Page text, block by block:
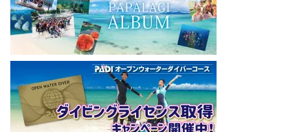
====================================
#ダイビングライセンス #ダイビング #スキューバダイビング